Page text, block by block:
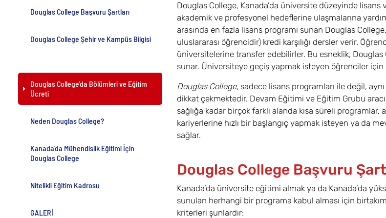
Douglas College Başvuru Şartları
Douglas College Şehir ve Kampüs Bilgisi
Douglas College'da Bölümleri ve Eğitim
Ücreti
Neden Douglas College?
Kanada'da Mühendislik Eğitimi İçin
Douglas College
Nitelikli Eğitim Kadrosu
GALERİ
Douglas College, Kanada’da üniversite düzeyinde
akademik ve profesyonel hedeflerine ulaşmalarına
arasında en fazla lisans programı sunan Douglas
uluslararası öğrencidir) kredi karşılığı dersler verir.
üniversitelerine transfer edebilirler. Bu esneklik, Douglas
sunar. Üniversiteye geçiş yapmak isteyen öğrenciler
Douglas College, sadece lisans programları ile değil,
dikkat çekmektedir. Devam Eğitimi ve Eğitim Grubu
sağlığa kadar birçok farklı alanda kısa süreli
kariyerlerine hızlı bir başlangıç yapmak isteyen ya da
sağlar.
Douglas College Başvuru
Kanada’da üniversite eğitimi almak ya da Kanada’da
sunulan herhangi bir programa kabul alması için
kriterleri şunlardır: